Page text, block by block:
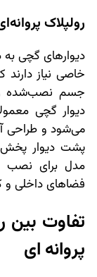
رولپلاک
دیوارهای گچی به
خاصی نیاز
جسم نصب‌شده
دیوار گچی
می‌شود و طراحی
پشت دیوار
مدل برای نصب
فضاهای داخلی و
تفاوت بین
پروانه ‌ای